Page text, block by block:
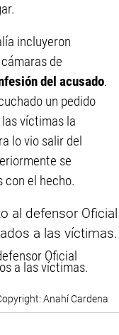
incluyeron
de
del acusado.
un pedido
víctimas la
lo vio salir del
se
el hecho.
Oficial
a las víctimas.
Anahí Cardena